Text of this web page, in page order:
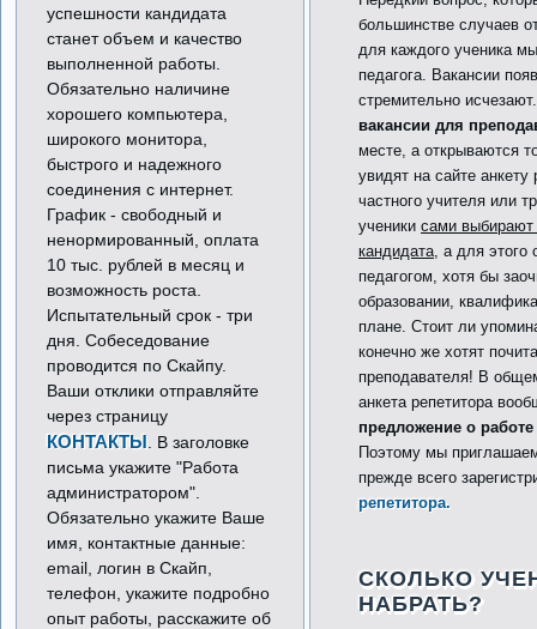
успешности кандидата
станет объем и качество
выполненной работы.
Обязательно наличине
хорошего компьютера,
широкого монитора,
быстрого и надежного
соединения с интернет.
График - свободный и
ненормированный, оплата
10 тыс. рублей в месяц и
возможность роста.
Испытательный срок - три
дня. Собеседование
проводится по Скайпу.
Ваши отклики отправляйте
через страницу
КОНТАКТЫ . В заголовке
письма укажите "Работа
администратором".
Обязательно укажите Ваше
имя, контактные данные:
email, логин в Скайп,
телефон, укажите подробно
опыт работы, расскажите об
большинстве случаев
для каждого ученика
педагога. Вакансии
стремительно
вакансии для
месте, а открываются
увидят на сайте
частного учителя или
ученики сами выбирают
кандидата, а для этого
педагогом, хотя бы
образовании,
плане. Стоит ли
конечно же хотят
преподавателя! В
анкета репетитора
предложение о работе
Поэтому мы
прежде всего
репетитора.
СКОЛЬКО
НАБРАТЬ?